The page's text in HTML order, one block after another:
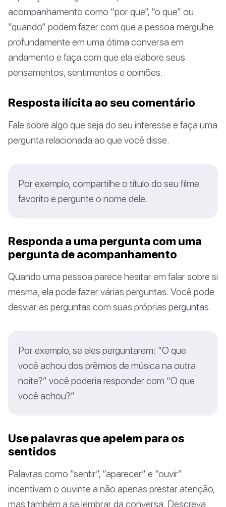
acompanhamento como “por que”, “o que” ou
“quando” podem fazer com que a pessoa mergulhe
profundamente em uma ótima conversa em
andamento e faça com que ela elabore seus
pensamentos, sentimentos e opiniões.
Resposta ilícita ao seu comentário
Fale sobre algo que seja do seu interesse e faça uma
pergunta relacionada ao que você disse.
Por exemplo, compartilhe o título do seu filme
favorito e pergunte o nome dele.
Responda a uma pergunta com uma
pergunta de acompanhamento
Quando uma pessoa parece hesitar em falar sobre si
mesma, ela pode fazer várias perguntas. Você pode
desviar as perguntas com suas próprias perguntas.
Por exemplo, se eles perguntarem: “O que
você achou dos prêmios de música na outra
noite?” você poderia responder com “O que
você achou?”
Use palavras que apelem para os
sentidos
Palavras como “sentir”, “aparecer” e “ouvir”
incentivam o ouvinte a não apenas prestar atenção,
mas também a se lembrar da conversa. Descreva